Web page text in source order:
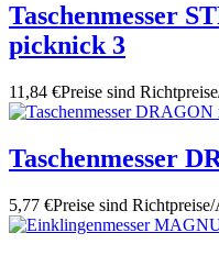
Taschenmesser
picknick 3
11,84 €Preise sind
Taschenmesser
5,77 €Preise sind